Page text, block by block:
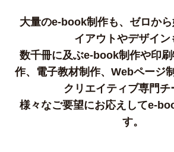
大量のe-book制作も、ゼロか
イアウトやデザイン
数千冊に及ぶe-book制作や印刷
作、電子教材制作、Webページ
クリエイティブ専門チ
様々なご要望にお応えしてe-
す。